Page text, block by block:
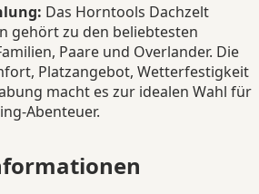
Das Horntools Dachzelt
gehört zu den beliebtesten
Paare und Overlander. Die
Platzangebot, Wetterfestigkeit
macht es zur idealen Wahl für
Abenteuer.